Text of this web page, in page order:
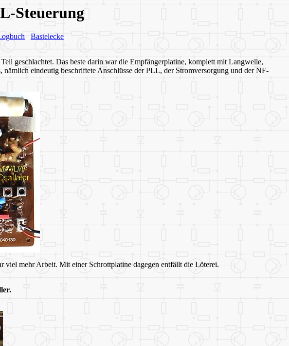
Steuerung
Bastelecke
geschlachtet. Das beste darin war die Empfängerplatine, komplett mit Langwelle,
eindeutig beschriftete Anschlüsse der PLL, der Stromversorgung und der NF-
viel mehr Arbeit. Mit einer Schrottplatine dagegen entfällt die Löterei.